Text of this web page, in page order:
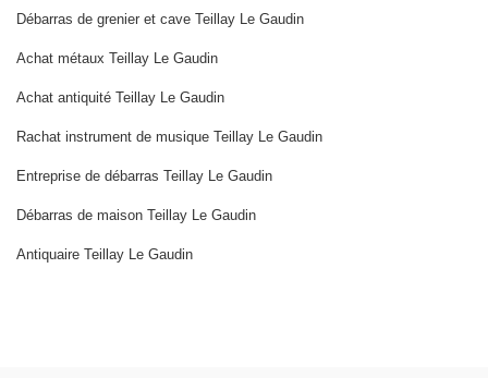
Débarras de grenier et cave Teillay Le Gaudin
Achat métaux Teillay Le Gaudin
Achat antiquité Teillay Le Gaudin
Rachat instrument de musique Teillay Le Gaudin
Entreprise de débarras Teillay Le Gaudin
Débarras de maison Teillay Le Gaudin
Antiquaire Teillay Le Gaudin